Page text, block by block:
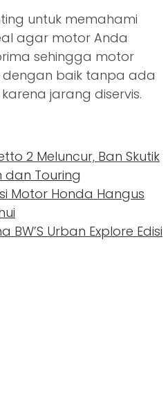
untuk memahami
agar motor Anda
sehingga motor
baik tanpa ada
jarang diservis.
2 Meluncur, Ban Skutik
dan Touring
Motor Honda Hangus
BW’S Urban Explore Edisi